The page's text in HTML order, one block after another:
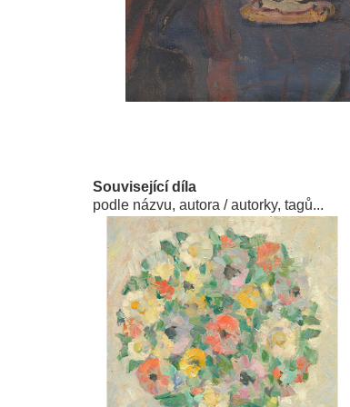
Související díla
podle názvu, autora / autorky, tagů...